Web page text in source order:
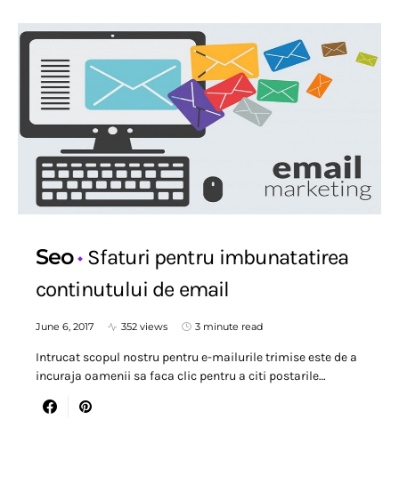
Seo Sfaturi pentru imbunatatirea
continutului de email
June 6, 2017 352 views 3 minute read
Intrucat scopul nostru pentru e-mailurile trimise este de a
incuraja oamenii sa faca clic pentru a citi postarile…